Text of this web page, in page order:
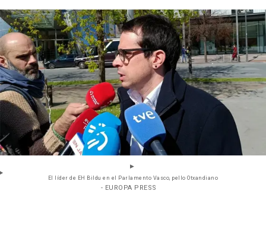
El líder de EH Bildu en el Parlamento Vasco, pello Otxandiano
- EUROPA PRESS